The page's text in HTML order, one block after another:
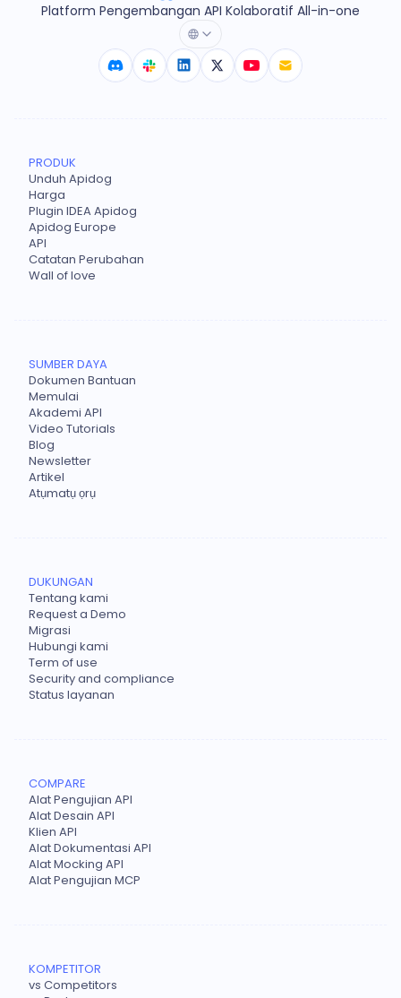
Platform Pengembangan API Kolaboratif All-in-one
PRODUK
Unduh Apidog
Harga
Plugin IDEA Apidog
Apidog Europe
API
Catatan Perubahan
Wall of love
SUMBER DAYA
Dokumen Bantuan
Memulai
Akademi API
Video Tutorials
Blog
Newsletter
Artikel
Atụmatụ ọrụ
DUKUNGAN
Tentang kami
Request a Demo
Migrasi
Hubungi kami
Term of use
Security and compliance
Status layanan
COMPARE
Alat Pengujian API
Alat Desain API
Klien API
Alat Dokumentasi API
Alat Mocking API
Alat Pengujian MCP
KOMPETITOR
vs Competitors